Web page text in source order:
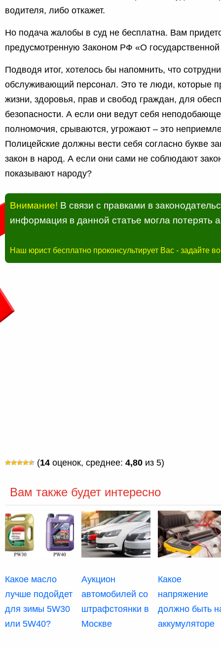
водителя, либо откажет.
Но подача жалобы в суд не бесплатна. Вам
предусмотренную Законом РФ «О
Подводя итог, хотелось бы напомнить, что
обслуживающий персонал. Это те люди, которые
жизни, здоровья, прав и свобод граждан, для
безопасности. А если они ведут себя
полномочия, срываются, угрожают – это
Полицейские должны вести себя согласно букве
закон в народ. А если они сами не соблюдают
показывают народу?
Внимание! В связи с правками в
информация в данной статье могла потерять
Наш юрист бесплатно проконсультирует Вас - задайте
(14 оценок, среднее: 4,80 из 5)
Вам также будет интересно
Какое масло
лучше подойдет
для зимы 5W30
или 5W40?
Аукцион
автомобилей со
штрафстоянки в
Москве
Какое
напряжение
должно быть
аккумуляторе